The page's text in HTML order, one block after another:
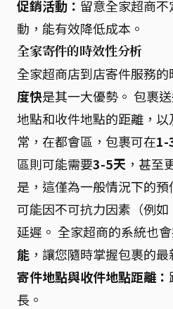
促銷活動： 留意全家超商
動，能有效降低成本。
全家寄件的時效性分析
全家超商店到店寄件服務的
度快是其一大優勢。 包裹
地點和收件地點的距離，以
常，在都會區，包裹可在1-
區則可能需要3-5天 ，甚至
是，這僅為一般情況下的
可能因不可抗力因素（例
延遲。 全家超商的系統也
能 ，讓您隨時掌握包裹的最
寄件地點與收件地點距離：
長。